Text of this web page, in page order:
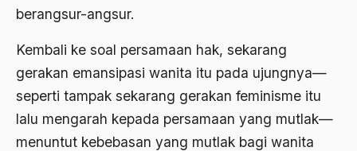
berangsur-angsur.
Kembali ke soal persamaan hak, sekarang
gerakan emansipasi wanita itu pada ujungnya—
seperti tampak sekarang gerakan feminisme itu
lalu mengarah kepada persamaan yang mutlak—
menuntut kebebasan yang mutlak bagi wanita
Budaya bangsa
budaya Barat
Budaya baru
budaya daerah
Budaya dan Pendidikan